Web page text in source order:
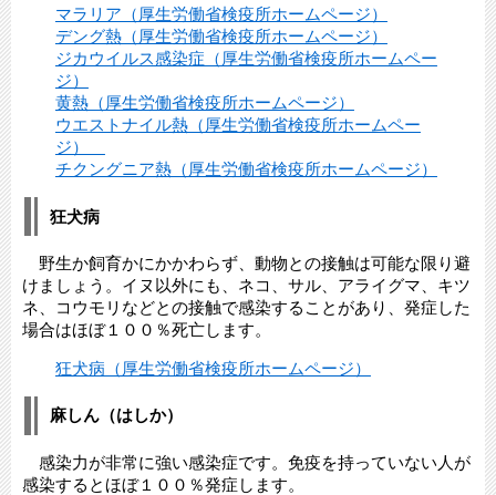
マラリア（厚生労働省検疫所ホームページ）
デング熱（厚生労働省検疫所ホームページ）
ジカウイルス感染症（厚生労働省検疫所ホームペー
ジ）
黄熱（厚生労働省検疫所ホームページ）
ウエストナイル熱（厚生労働省検疫所ホームペー
ジ）
チクングニア熱（厚生労働省検疫所ホームページ）
狂犬病
野生か飼育かにかかわらず、動物との接触は可能な限り避
けましょう。イヌ以外にも、ネコ、サル、アライグマ、キツ
ネ、コウモリなどとの接触で感染することがあり、発症した
場合はほぼ１００％死亡します。
狂犬病（厚生労働省検疫所ホームページ）
麻しん（はしか）
感染力が非常に強い感染症です。免疫を持っていない人が
感染するとほぼ１００％発症します。